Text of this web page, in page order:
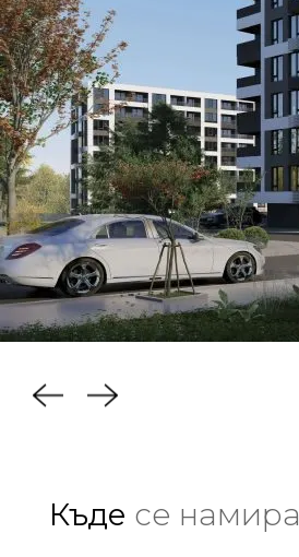
Къде се намира